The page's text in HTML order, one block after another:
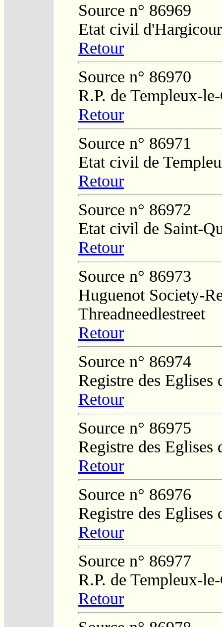
Source n° 86969
Etat civil
Retour
Source n° 86970
R.P. de Templeux-
Retour
Source n° 86971
Etat civil de
Retour
Source n° 86972
Etat civil de Saint-
Retour
Source n° 86973
Huguenot Society-
Threadneedlestreet
Retour
Source n° 86974
Registre des Eglises
Retour
Source n° 86975
Registre des Eglises
Retour
Source n° 86976
Registre des Eglises
Retour
Source n° 86977
R.P. de Templeux-
Retour